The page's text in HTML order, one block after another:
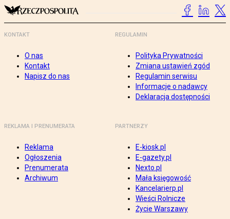
KONTAKT
O nas
Kontakt
Napisz do nas
REGULAMIN
Polityka Prywatności
Zmiana ustawień zgód
Regulamin serwisu
Informacje o nadawcy
Deklaracja dostępności
REKLAMA I PRENUMERATA
Reklama
Ogłoszenia
Prenumerata
Archiwum
PARTNERZY
E-kiosk.pl
E-gazety.pl
Nexto.pl
Mała księgowość
Kancelarierp.pl
Wieści Rolnicze
Życie Warszawy